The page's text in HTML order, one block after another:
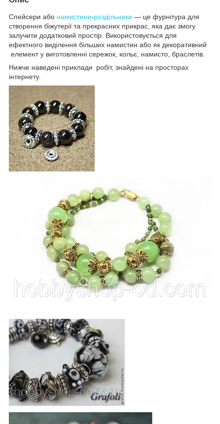
Спейсери або намистини-роздільники — це фурнітура для
створення біжутерії та прекрасних прикрас, яка дає змогу
залучити додатковий простір. Використовується для
ефектного виділення більших намистин або як декоративний
елемент у виготовленні сережок, кольє, намисто, браслетів.
Нижче наведені приклади робіт, знайдені на просторах
інтернету.